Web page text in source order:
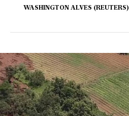
WASHINGTON ALVES (REUTERS)